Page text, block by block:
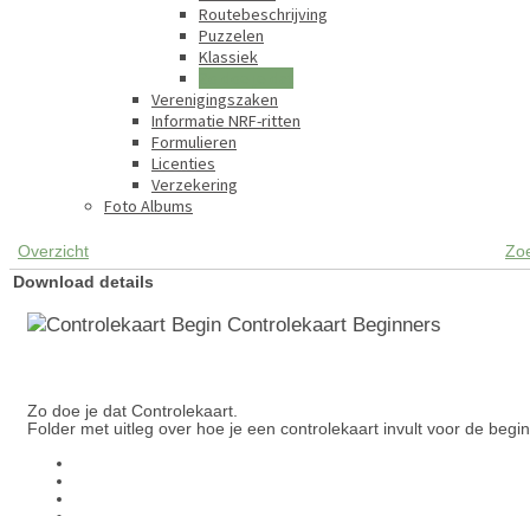
Routebeschrijving
Puzzelen
Klassiek
Verenigingszaken
Informatie NRF-ritten
Formulieren
Licenties
Verzekering
Foto Albums
Overzicht
Download details
Controlekaart Beginners
Zo doe je dat Controlekaart.
Folder met uitleg over hoe je een controlekaart invult voor de